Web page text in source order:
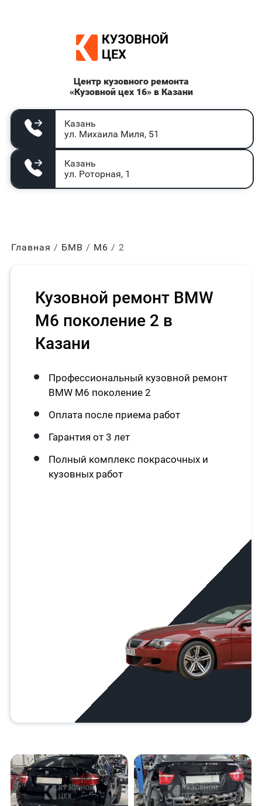
Центр кузовного ремонта
«Кузовной цех 16» в Казани
Казань
ул. Михаила Миля, 51
Казань
ул. Роторная, 1
Главная БМВ М6 2
Кузовной ремонт BMW
M6 поколение 2 в
Казани
Профессиональный кузовной ремонт
BMW M6 поколение 2
Оплата после приема работ
Гарантия от 3 лет
Полный комплекс покрасочных и
кузовных работ